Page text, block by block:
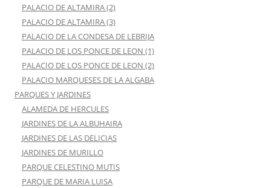
PALACIO DE ALTAMIRA (2)
PALACIO DE ALTAMIRA (3)
PALACIO DE LA CONDESA DE LEBRIJA
PALACIO DE LOS PONCE DE LEON (1)
PALACIO DE LOS PONCE DE LEON (2)
PALACIO MARQUESES DE LA ALGABA
PARQUES Y JARDINES
ALAMEDA DE HERCULES
JARDINES DE LA ALBUHAIRA
JARDINES DE LAS DELICIAS
JARDINES DE MURILLO
PARQUE CELESTINO MUTIS
PARQUE DE MARIA LUISA